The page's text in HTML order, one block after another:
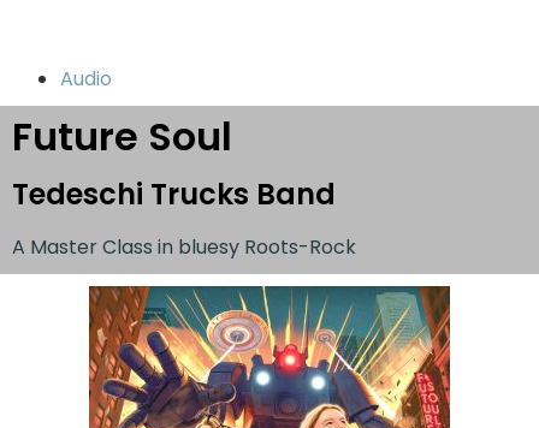
Audio
Future Soul
Tedeschi Trucks Band
A Master Class in bluesy Roots-Rock